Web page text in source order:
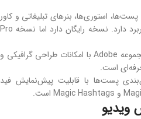
استوری‌ها، بنرهای تبلیغاتی و کاور
ویدیو با استفاده از قالب‌های آماده کاربرد دارد. نسخه رایگان دارد اما نسخه Pro
نسخه ساده‌تر از مجموعه Adobe با امکانات طراحی گرافیکی و
است.
پست‌ها با قابلیت پیش‌نمایش فید